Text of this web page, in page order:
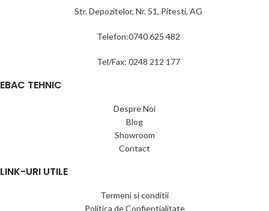
Str. Depozitelor, Nr. 51, Pitesti, AG
Telefon:0740 625 482
Tel/Fax: 0248 212 177
EBAC TEHNIC
Despre Noi
Blog
Showroom
Contact
LINK-URI UTILE
Termeni si conditii
Politica de Confientialitate